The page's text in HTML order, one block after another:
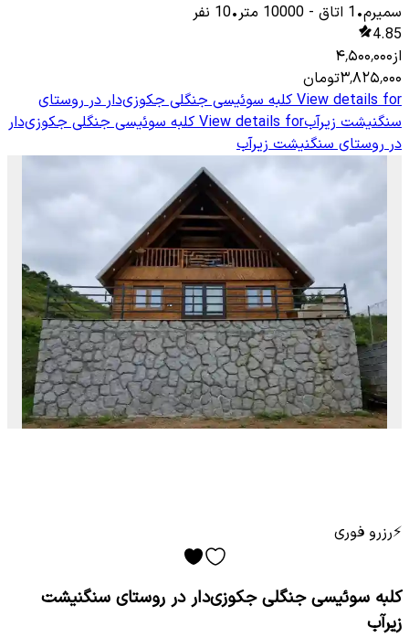
سمیرم•
1 اتاق -
10000 متر•
10 نفر
4.85
از۴٬۵۰۰٬۰۰۰
۳٬۸۲۵٬۰۰۰تومان
View details for کلبه سوئیسی جنگلی جکوزی‌دار در روستای
سنگنیشت زیرآبView details for کلبه سوئیسی جنگلی جکوزی‌دار
در روستای سنگنیشت زیرآب
⚡رزرو فوری
کلبه سوئیسی جنگلی جکوزی‌دار در روستای سنگنیشت
زیرآب